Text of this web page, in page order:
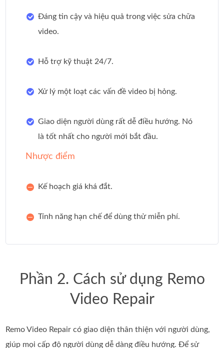
Đáng tin cậy và hiệu quả trong việc sửa chữa
video.
Hỗ trợ kỹ thuật 24/7.
Xử lý một loạt các vấn đề video bị hỏng.
Giao diện người dùng rất dễ điều hướng. Nó
là tốt nhất cho người mới bắt đầu.
Nhược điểm
Kế hoạch giá khá đắt.
Tính năng hạn chế để dùng thử miễn phí.
Phần 2. Cách sử dụng Remo
Video Repair
Remo Video Repair có giao diện thân thiện với người dùng,
giúp mọi cấp độ người dùng dễ dàng điều hướng. Để sử